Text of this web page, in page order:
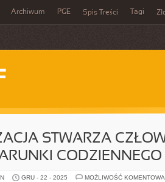
Archiwum PGE Spis Treści Tagi
STWARZA
GRU - 22 - 2025 MOŻLIWOŚĆ